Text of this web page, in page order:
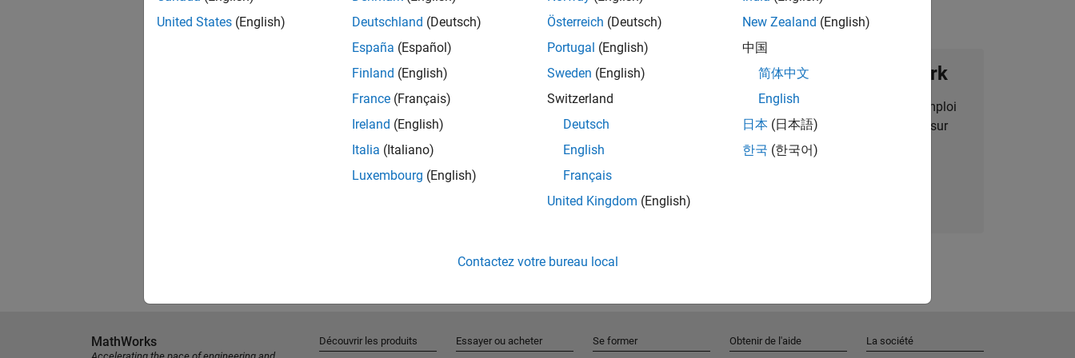
Rejoignez notre Talent Network
Recevez des alertes pour des opportunités d'emploi
personnalisées, des articles et des actualités sur
l'entreprise.
United States (English)
Deutschland (Deutsch)
España (Español)
Finland (English)
France (Français)
Ireland (English)
Italia (Italiano)
Luxembourg (English)
Österreich (Deutsch)
Portugal (English)
Sweden (English)
Switzerland
Deutsch
English
Français
United Kingdom (English)
New Zealand (English)
中国
简体中文
English
日本 (日本語)
한국 (한국어)
Contactez votre bureau local
MathWorks Découvrir les produits Essayer ou acheter Se former Obtenir de l'aide La société